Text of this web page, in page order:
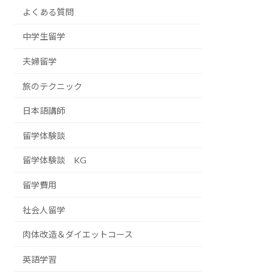
よくある質問
中学生留学
夫婦留学
旅のテクニック
日本語講師
留学体験談
留学体験談 KG
留学費用
社会人留学
肉体改造＆ダイエットコース
英語学習